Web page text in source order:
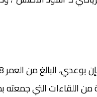
اللقاءات التي جمعته